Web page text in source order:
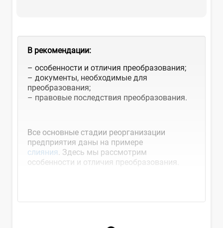
В рекомендации:
– особенности и отличия преобразования;
– документы, необходимые для
преобразования;
– правовые последствия преобразования.
Все основные стадии реорганизации
предприятия даны на примере
слияния . Здесь мы рассмотрим
особенности и отличия преобразования.